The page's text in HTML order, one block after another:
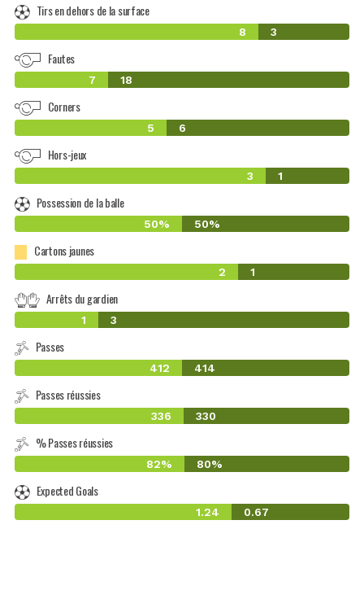
Tirs en dehors de la surface
8 3
Fautes
7 18
Corners
5 6
Hors-jeux
3 1
Possession de la balle
50% 50%
Cartons jaunes
2 1
Arrêts du gardien
1 3
Passes
412 414
Passes réussies
336 330
% Passes réussies
82% 80%
Expected Goals
1.24 0.67